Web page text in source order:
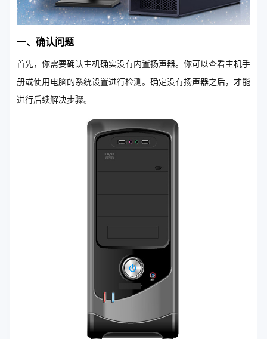
一、确认问题
首先，你需要确认主机确实没有内置扬声器。你可以查看主机手
册或使用电脑的系统设置进行检测。确定没有扬声器之后，才能
进行后续解决步骤。